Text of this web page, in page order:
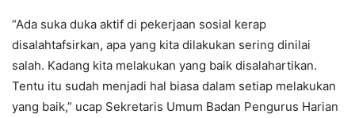
“Ada suka duka aktif di pekerjaan sosial kerap
disalahtafsirkan, apa yang kita dilakukan sering dinilai
salah. Kadang kita melakukan yang baik disalahartikan.
Tentu itu sudah menjadi hal biasa dalam setiap melakukan
yang baik,” ucap Sekretaris Umum Badan Pengurus Harian